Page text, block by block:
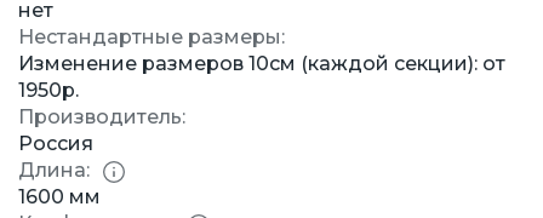
нет
Нестандартные размеры:
Изменение размеров 10см (каждой секции): от
1950р.
Производитель:
Россия
Длина:
1600 мм